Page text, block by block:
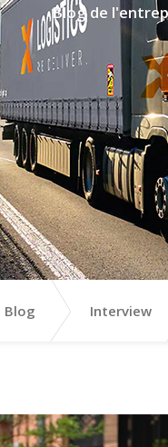
Blog de
Blog Interview